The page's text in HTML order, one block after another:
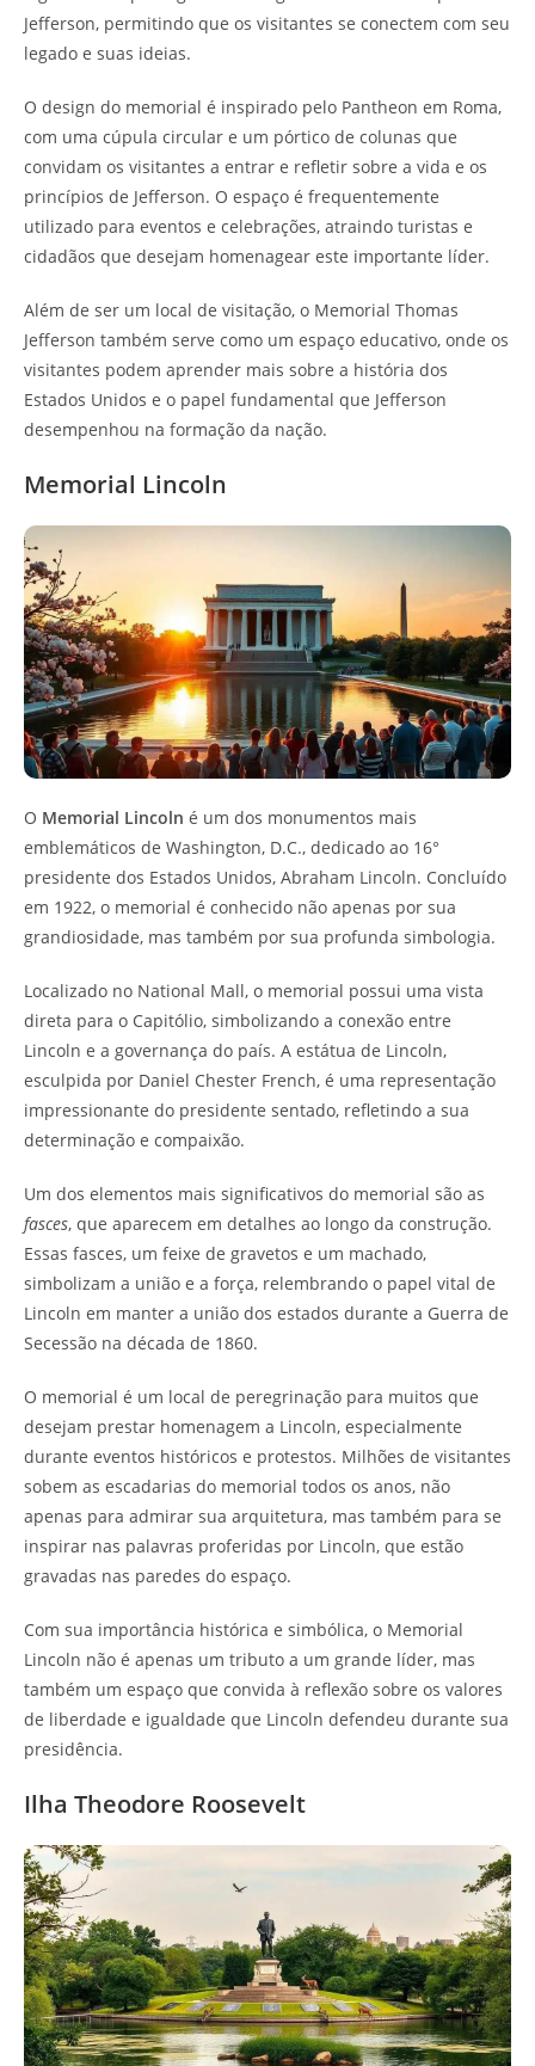
Jefferson, permitindo que os visitantes se conectem com seu
legado e suas ideias.
O design do memorial é inspirado pelo Pantheon em Roma,
com uma cúpula circular e um pórtico de colunas que
convidam os visitantes a entrar e refletir sobre a vida e os
princípios de Jefferson. O espaço é frequentemente
utilizado para eventos e celebrações, atraindo turistas e
cidadãos que desejam homenagear este importante líder.
Além de ser um local de visitação, o Memorial Thomas
Jefferson também serve como um espaço educativo, onde os
visitantes podem aprender mais sobre a história dos
Estados Unidos e o papel fundamental que Jefferson
desempenhou na formação da nação.
Memorial Lincoln
O Memorial Lincoln é um dos monumentos mais
emblemáticos de Washington, D.C., dedicado ao 16°
presidente dos Estados Unidos, Abraham Lincoln. Concluído
em 1922, o memorial é conhecido não apenas por sua
grandiosidade, mas também por sua profunda simbologia.
Localizado no National Mall, o memorial possui uma vista
direta para o Capitólio, simbolizando a conexão entre
Lincoln e a governança do país. A estátua de Lincoln,
esculpida por Daniel Chester French, é uma representação
impressionante do presidente sentado, refletindo a sua
determinação e compaixão.
Um dos elementos mais significativos do memorial são as
fasces, que aparecem em detalhes ao longo da construção.
Essas fasces, um feixe de gravetos e um machado,
simbolizam a união e a força, relembrando o papel vital de
Lincoln em manter a união dos estados durante a Guerra de
Secessão na década de 1860.
O memorial é um local de peregrinação para muitos que
desejam prestar homenagem a Lincoln, especialmente
durante eventos históricos e protestos. Milhões de visitantes
sobem as escadarias do memorial todos os anos, não
apenas para admirar sua arquitetura, mas também para se
inspirar nas palavras proferidas por Lincoln, que estão
gravadas nas paredes do espaço.
Com sua importância histórica e simbólica, o Memorial
Lincoln não é apenas um tributo a um grande líder, mas
também um espaço que convida à reflexão sobre os valores
de liberdade e igualdade que Lincoln defendeu durante sua
presidência.
Ilha Theodore Roosevelt